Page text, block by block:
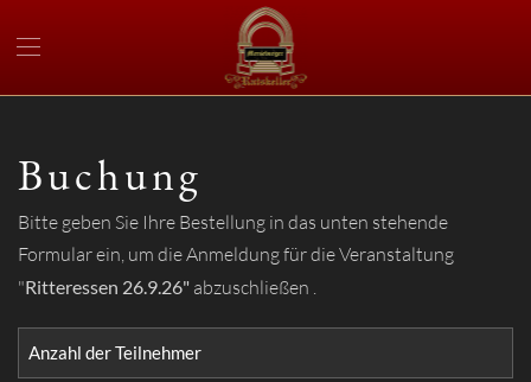
Buchung
Bitte geben Sie Ihre Bestellung in das unten stehende
Formular ein, um die Anmeldung für die Veranstaltung
"Ritteressen 26.9.26" abzuschließen .
Anzahl der Teilnehmer